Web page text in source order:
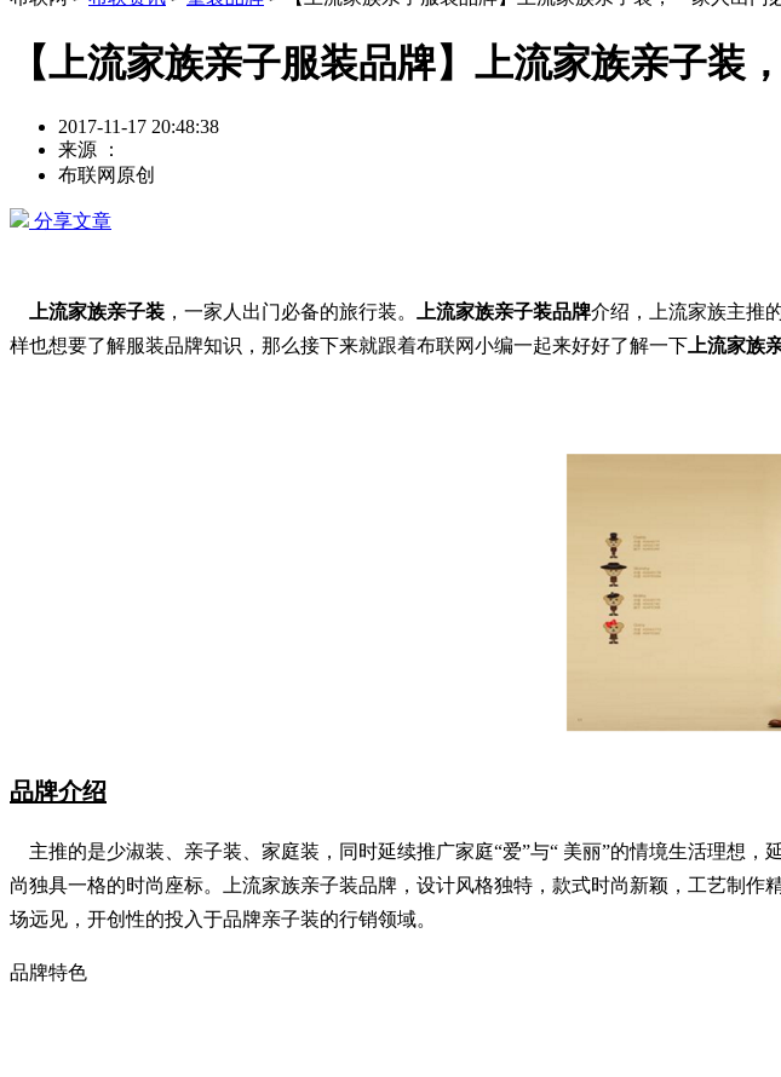
【上流家族亲子服装品牌】上流家族亲子装
2017-11-17 20:48:38
来源 ：
布联网原创
分享文章
上流家族亲子装 ，一家人出门必备的旅行装。 上流家族亲子装品牌介绍，上流家族主推
样也想要了解服装品牌知识，那么接下来就跟着布联网小编一起来好好了解一下 上流家族
品牌介绍
主推的是少淑装、亲子装、家庭装，同时延续推广家庭“爱”与“ 美丽”的情境生活理想
尚独具一格的时尚座标。上流家族亲子装品牌，设计风格独特，款式时尚新颖，工艺制
场远见，开创性的投入于品牌亲子装的行销领域。
品牌特色